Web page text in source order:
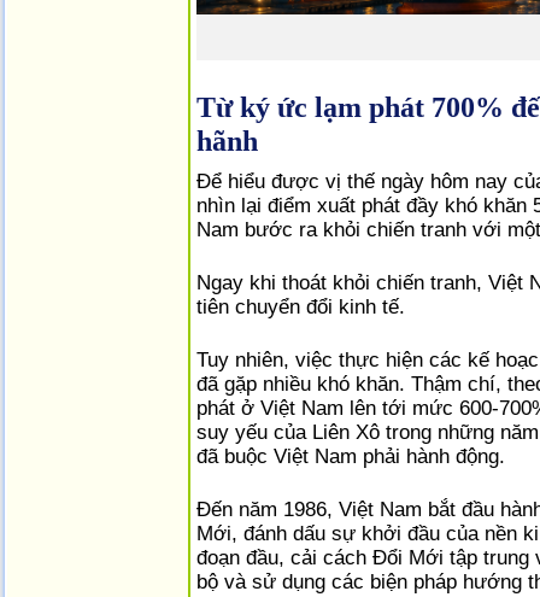
Từ ký ức lạm phát 700%
hãnh
Để hiểu được vị thế ngày hôm nay
nhìn lại điểm xuất phát đầy khó
Nam bước ra khỏi chiến tranh với
Ngay khi thoát khỏi chiến tranh, Việt
tiên chuyển đổi kinh tế.
Tuy nhiên, việc thực hiện các kế
đã gặp nhiều khó khăn. Thậm chí,
phát ở Việt Nam lên tới mức 600-
suy yếu của Liên Xô trong những
đã buộc Việt Nam phải hành động.
Đến năm 1986, Việt Nam bắt đầu
Mới, đánh dấu sự khởi đầu của nền
đoạn đầu, cải cách Đổi Mới tập
bộ và sử dụng các biện pháp hướng